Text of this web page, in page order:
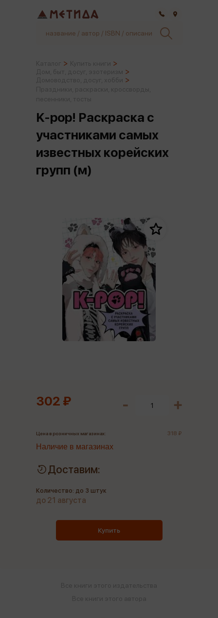
K-pop! Раскраска с
участниками самых
известных корейских
групп (м)
302 ₽
Цена в розничных магазинах: 318 ₽
Наличие в магазинах
Доставим:
Количество: до 3 штук
до 21 августа
Купить